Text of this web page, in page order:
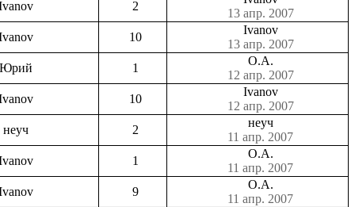
2
13 апр. 2007
10
Ivanov
13 апр. 2007
Юрий
1
О.А.
12 апр. 2007
10
Ivanov
12 апр. 2007
неуч
2
неуч
11 апр. 2007
1
О.А.
11 апр. 2007
9
О.А.
11 апр. 2007